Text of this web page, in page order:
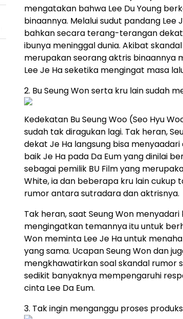
mengatakan bahwa Lee Du Young
binaannya. Melalui sudut pandang Lee
bahkan secara terang-terangan
ibunya meninggal dunia. Akibat
merupakan seorang aktris binaannya
Lee Je Ha seketika mengingat masa
2. Bu Seung Won serta kru lain sudah
Kedekatan Bu Seung Woo (Seo Hyu
sudah tak diragukan lagi. Tak heran,
dekat Je Ha langsung bisa
baik Je Ha pada Da Eum yang dinilai
sebagai pemilik BU Film yang
White, ia dan beberapa kru lain cukup
rumor antara sutradara dan aktrisnya.
Tak heran, saat Seung Won
mengingatkan temannya itu untuk
Won meminta Lee Je Ha untuk
yang sama. Ucapan Seung Won dan
mengkhawatirkan soal skandal rumor
sedikit banyaknya mempengaruhi
cinta Lee Da Eum.
3. Tak ingin menganggu proses